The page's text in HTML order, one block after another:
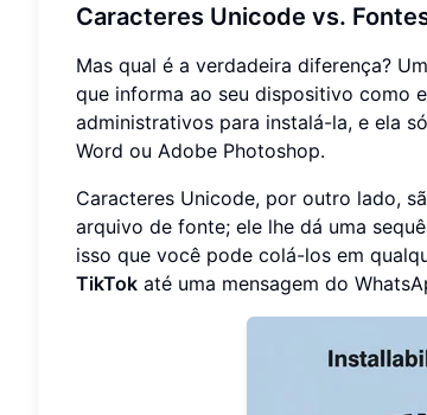
Caracteres Unicode vs.
Mas qual é a verdadeira diferença?
que informa ao seu dispositivo como
administrativos para instalá-la, e ela
Word ou Adobe Photoshop.
Caracteres Unicode, por outro lado,
arquivo de fonte; ele lhe dá uma
isso que você pode colá-los em
TikTok até uma mensagem do